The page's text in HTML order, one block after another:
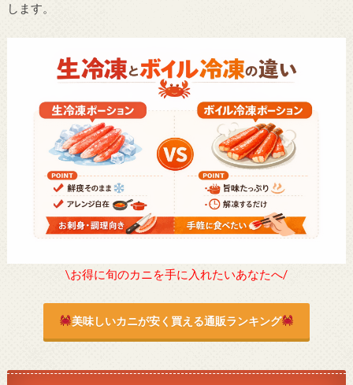
します。
\お得に旬のカニを手に入れたいあなたへ/
美味しいカニが安く買える通販ランキング